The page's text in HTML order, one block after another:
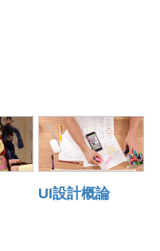
UI設計概論